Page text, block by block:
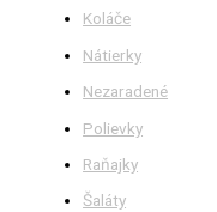
Koláče
Nátierky
Nezaradené
Polievky
Raňajky
Šaláty